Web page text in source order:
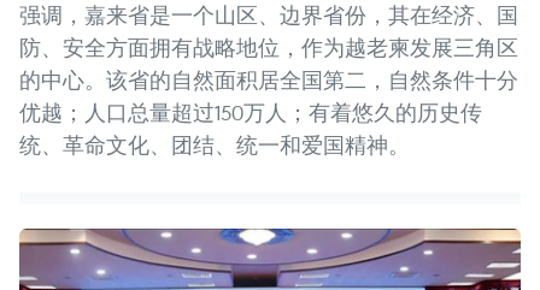
强调，嘉来省是一个山区、边界省份，其在经济、国
防、安全方面拥有战略地位，作为越老柬发展三角区
的中心。该省的自然面积居全国第二，自然条件十分
优越；人口总量超过150万人；有着悠久的历史传
统、革命文化、团结、统一和爱国精神。